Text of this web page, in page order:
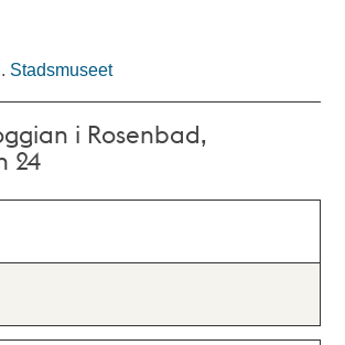
Stadsmuseet
i Rosenbad,
24